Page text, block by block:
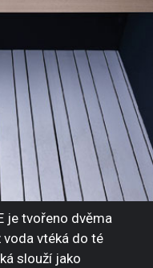
je tvořeno dvěma
vtéká do té
slouží jako